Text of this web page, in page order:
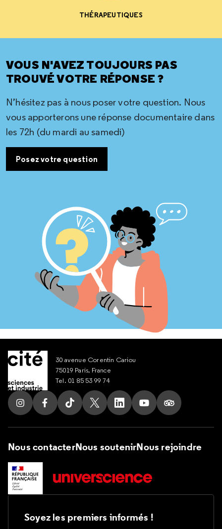
THÉRAPEUTIQUES
VOUS N'AVEZ TOUJOURS PAS
TROUVÉ VOTRE RÉPONSE ?
N’hésitez pas à nous poser votre question. Nous
vous apporterons une réponse documentaire dans
les 72h (du mardi au samedi)
Posez votre question
30 avenue Corentin Cariou
75019 Paris, France
Tel. 01 85 53 99 74
Suivez nous sur Instagram
Suivez nous sur Facebook
Suivez nous sur Tik Tok
Suivez nous sur X
Suivez nous sur LinkedIn
Suivez nous sur
Suivez nous
Nous contacterNous soutenirNous rejoindre
Soyez les premiers informés !